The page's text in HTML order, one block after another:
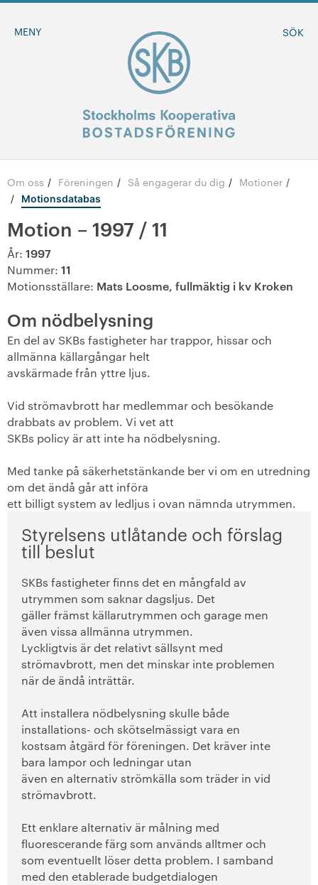
SÖK
MENY
BLI MEDLEM
MINA SIDOR
Om oss
Medlemsmöten
Medlemskap i SKB
-
Så engagerar du dig
Så här gör du!
+
Förtroendevalda
Föreningsstämma
Kvartersråd
Motioner
Att skriva en motion
Motionshäften
Motionsdatabas
På gång i föreningen
Läs din medlemstidning
Lagar, stadgar och riktlinjer
SKB i siffror
+
SKBs historia
Om oss / Föreningen / Så engagerar du dig / Motioner
/ Motionsdatabas
Motion – 1997 / 11
År: 1997
Nummer: 11
Motionsställare: Mats Loosme, fullmäktig i kv Kroken
Om nödbelysning
En del av SKBs fastigheter har trappor, hissar och
allmänna källargångar helt
avskärmade från yttre ljus.
Vid strömavbrott har medlemmar och besökande
drabbats av problem. Vi vet att
SKBs policy är att inte ha nödbelysning.
Med tanke på säkerhetstänkande ber vi om en utredning
om det ändå går att införa
ett billigt system av ledljus i ovan nämnda utrymmen.
Styrelsens utlåtande och förslag
till beslut
SKBs fastigheter finns det en mångfald av
utrymmen som saknar dagsljus. Det
gäller främst källarutrymmen och garage men
även vissa allmänna utrymmen.
Lyckligtvis är det relativt sällsynt med
strömavbrott, men det minskar inte problemen
när de ändå inträttär.
Att installera nödbelysning skulle både
installations- och skötselmässigt vara en
kostsam åtgärd för föreningen. Det kräver inte
bara lampor och ledningar utan
även en alternativ strömkälla som träder in vid
strömavbrott.
Ett enklare alternativ är målning med
fluorescerande färg som används alltmer och
som eventuellt löser detta problem. I samband
med den etablerade budgetdialogen